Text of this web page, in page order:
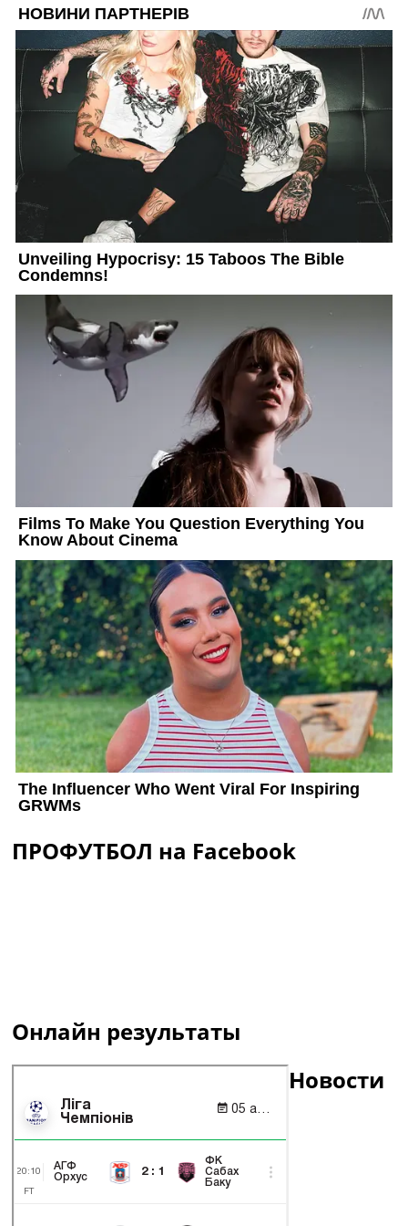
ПРОФУТБОЛ на Facebook
Онлайн результаты
Новости